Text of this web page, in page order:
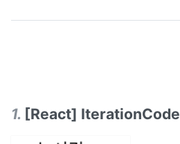
1. [React] IterationCode